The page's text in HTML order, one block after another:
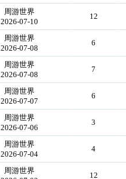
周游世界
2026-07-10
12
周游世界
2026-07-08
6
周游世界
2026-07-08
7
周游世界
2026-07-07
6
周游世界
2026-07-06
3
周游世界
2026-07-04
4
周游世界
12